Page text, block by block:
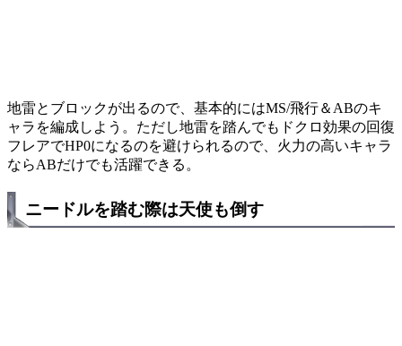
地雷とブロックが出るので、基本的にはMS/飛行＆ABのキ
ャラを編成しよう。ただし地雷を踏んでもドクロ効果の回復
フレアでHP0になるのを避けられるので、火力の高いキャラ
ならABだけでも活躍できる。
ニードルを踏む際は天使も倒す